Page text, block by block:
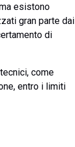
esistono
gran parte dai
di
come
entro i limiti